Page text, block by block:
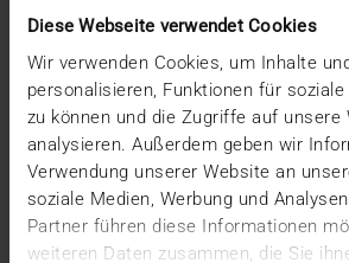
Diese Webseite verwendet Cookies
Wir verwenden Cookies, um Inhalte
personalisieren, Funktionen für
zu können und die Zugriffe auf unsere
analysieren. Außerdem geben wir
Verwendung unserer Website an
soziale Medien, Werbung und
Partner führen diese Informationen
weiteren Daten zusammen, die Sie
CSR
Events
Intern
Kolumne
News
Overview
Presse
Report
Standard Echo
Stories